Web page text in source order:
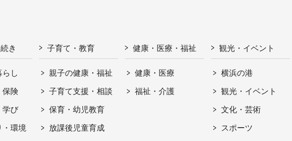
き
らし
保険
学び
・環境
子育て・教育
親子の健康・福祉
子育て支援・相談
保育・幼児教育
放課後児童育成
健康・医療・福祉
健康・医療
福祉・介護
観光・イベント
横浜の港
観光・イベント
文化・芸術
スポーツ